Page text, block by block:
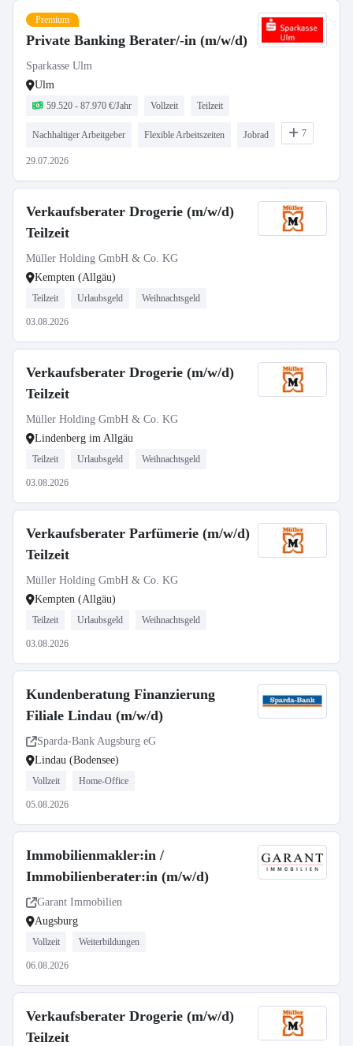
Premium
Private Banking Berater/-in (m/w/d)
Sparkasse Ulm
Ulm
59.520 - 87.970 €/Jahr Vollzeit Teilzeit
Nachhaltiger Arbeitgeber Flexible Arbeitszeiten Jobrad 7
29.07.2026
Verkaufsberater Drogerie (m/w/d)
Teilzeit
Müller Holding GmbH & Co. KG
Kempten (Allgäu)
Teilzeit Urlaubsgeld Weihnachtsgeld
03.08.2026
Verkaufsberater Drogerie (m/w/d)
Teilzeit
Müller Holding GmbH & Co. KG
Lindenberg im Allgäu
Teilzeit Urlaubsgeld Weihnachtsgeld
03.08.2026
Verkaufsberater Parfümerie (m/w/d)
Teilzeit
Müller Holding GmbH & Co. KG
Kempten (Allgäu)
Teilzeit Urlaubsgeld Weihnachtsgeld
03.08.2026
Kundenberatung Finanzierung
Filiale Lindau (m/w/d)
Sparda-Bank Augsburg eG
Lindau (Bodensee)
Vollzeit Home-Office
05.08.2026
Immobilienmakler:in /
Immobilienberater:in (m/w/d)
Garant Immobilien
Augsburg
Vollzeit Weiterbildungen
06.08.2026
Verkaufsberater Drogerie (m/w/d)
Teilzeit